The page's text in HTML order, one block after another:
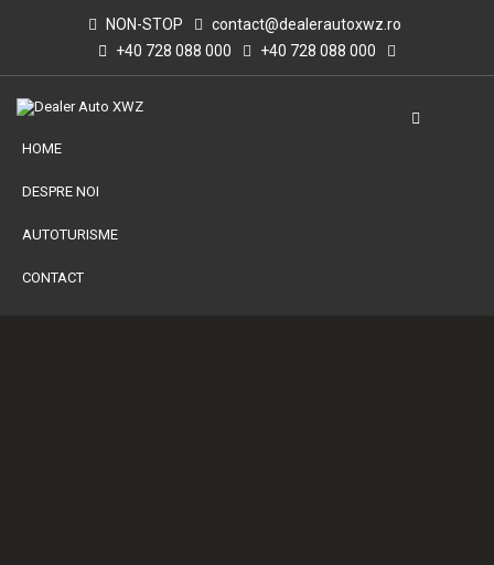
NON-STOP
contact@dealerautoxwz.ro
+40 728 088 000
+40 728 088 000
HOME
DESPRE NOI
AUTOTURISME
CONTACT